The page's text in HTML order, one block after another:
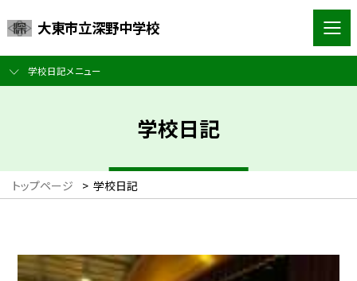
大東市立深野中学校
学校日記メニュー
学校日記
トップページ > 学校日記